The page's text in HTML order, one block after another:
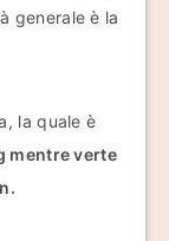
generale è la
la quale è
mentre verte